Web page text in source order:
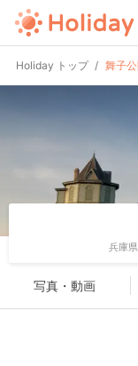
Holiday トップ 舞子
兵庫
写真・動画